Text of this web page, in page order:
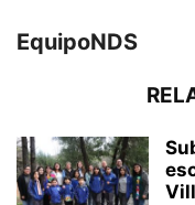
EquipoNDS